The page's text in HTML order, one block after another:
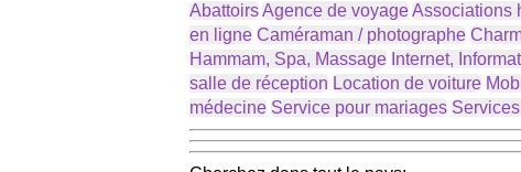
AbattoirsAgence de voyageAssociations
en ligne Caméraman / photographe
Hammam, Spa, Massage Internet,
salle de réception Location de voiture
médecine Service pour mariages